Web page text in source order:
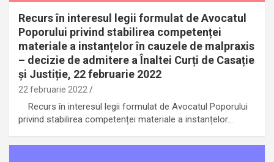
Recurs în interesul legii formulat de Avocatul
Poporului privind stabilirea competenței
materiale a instanțelor în cauzele de malpraxis
– decizie de admitere a Înaltei Curți de Casație
și Justiție, 22 februarie 2022
22 februarie 2022
Recurs în interesul legii formulat de Avocatul Poporului
privind stabilirea competenței materiale a instanțelor…